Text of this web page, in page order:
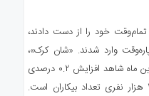
هزار نفر شغل تمام‌وقت خود را از دست دادند،
مشاغل پاره‌وقت وارد شدند. «شان کرک»،
رئیس آمار نیروی کار ABS، گفت: «در این ماه شاهد افزایش ۰.۲ درصدی
نرخ بیکاری بودیم که ناشی از رشد ۳۴ هزار نفری تعداد بیکاران است.